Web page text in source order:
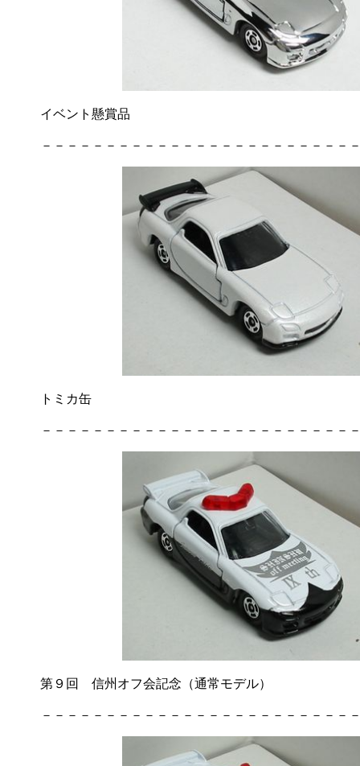
イベント懸賞品
－－－－－－－－－－－－－－－－－－－－－－－－
トミカ缶
－－－－－－－－－－－－－－－－－－－－－－－－
第９回 信州オフ会記念（通常モデル）
－－－－－－－－－－－－－－－－－－－－－－－－